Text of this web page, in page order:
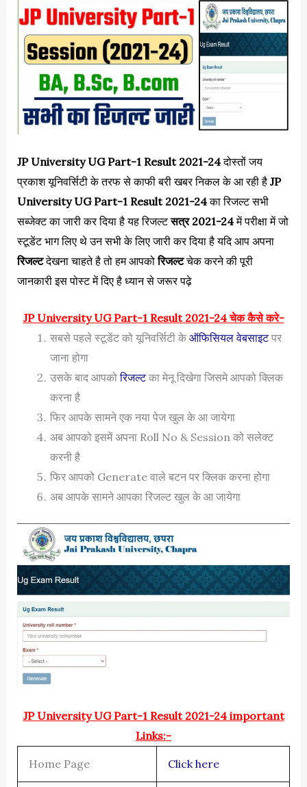
JP University UG Part-1 Result 2021-24दोस्तों जय
प्रकाश यूनिवर्सिटी के तरफ से काफी बरी खबर निकल के आ रही है JP
University UG Part-1 Result 2021-24का रिजल्ट सभी
सब्जेक्ट का जारी कर दिया है यह रिजल्टसत्र 2021-24में परीक्षा में जो
स्टूडेंट भाग लिए थे उन सभी के लिए जारी कर दिया है यदि आप अपना
रिजल्टदेखना चाहते है तो हम आपकोरिजल्टचेक करने की पूरी
जानकारी इस पोस्ट में दिए है ध्यान से जरूर पढ़े
JP University UG Part-1 Result 2021-24 चेक कैसे करे-
सबसे पहले स्टूडेंट को यूनिवर्सिटी के ऑफिसियल वेबसाइटपर
जाना होगा
उसके बाद आपकोरिजल्टका मेनू दिखेगा जिसमे आपको क्लिक
करना है
फिर आपके सामने एक नया पेज खुल के आ जायेगा
अब आपको इसमें अपना Roll No & Session को सलेक्ट
करनी है
फिर आपको Generate वाले बटन पर क्लिक करना होगा
अब आपके सामने आपका रिजल्ट खुल के आ जायेगा
JP University UG Part-1 Result 2021-24 important
Links:-
Home Page Click here